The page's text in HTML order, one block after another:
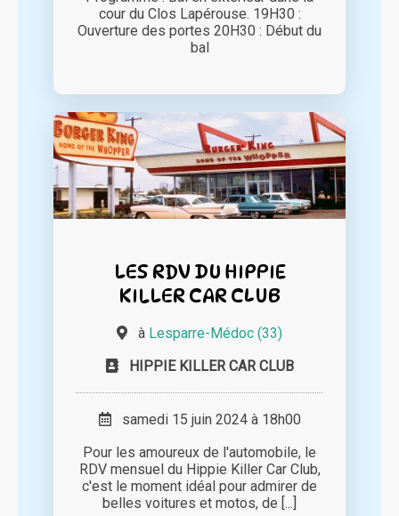
cour du Clos Lapérouse. 19H30 :
Ouverture des portes 20H30 : Début du
bal
LES RDV DU HIPPIE
KILLER CAR CLUB
à Lesparre-Médoc (33)
HIPPIE KILLER CAR CLUB
samedi 15 juin 2024 à 18h00
Pour les amoureux de l'automobile, le
RDV mensuel du Hippie Killer Car Club,
c'est le moment idéal pour admirer de
belles voitures et motos, de [...]